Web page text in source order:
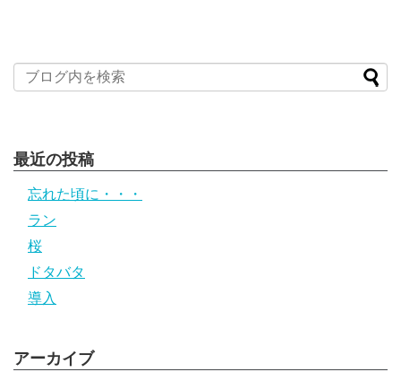
最近の投稿
忘れた頃に・・・
ラン
桜
ドタバタ
導入
アーカイブ